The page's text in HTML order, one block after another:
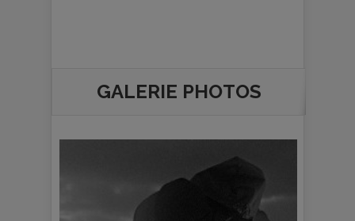
GALERIE PHOTOS